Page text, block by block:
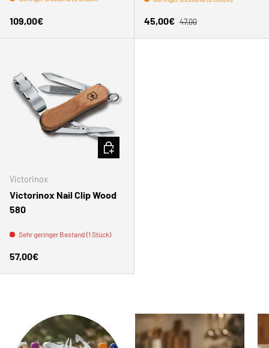
Normaler Preis
109,00€ Verkaufspreis
45,00€ Normaler Preis
47,00
Victorinox
Victorinox Nail Clip Wood
580
Sehr geringer Bestand (1 Stück)
Normaler Preis
57,00€
IN DEN WARENKORB